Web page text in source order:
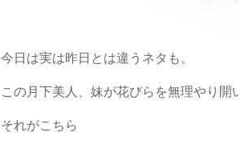
今日は実は昨日とは違うネタも。
この月下美人、妹が花びらを無理やり開
それがこちら